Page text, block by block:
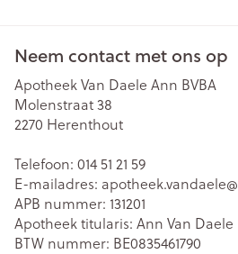
Neem contact met ons op
Apotheek Van Daele Ann BVBA
Molenstraat 38
2270 Herenthout
Telefoon: 014 51 21 59
E-mailadres: apotheek.vandaele@
APB nummer: 131201
Apotheek titularis: Ann Van Daele
BTW nummer: BE0835461790